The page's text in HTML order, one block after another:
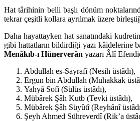
Hat târihinin belli başlı dönüm
tekrar çeşitli kollara ayrılmak üzere
Daha hayattayken hat sanatındaki
gibi hattatların bildirdiği yazı kâidelerine
Menâkıb-ı Hünerverân yazarı Âlî
Abdullah es-Sayrafî (Nesih üstâdı),
Ergun bin Abdullah (Muhakkak
Yahyâ Sofî (Sülüs üstâdı),
Mübârek Şâh Kutb (Tevki üstâdı),
Mübârek Şâh Süyûtî (Reyhânî
Şeyh Ahmed Sühreverdî (Rik’a